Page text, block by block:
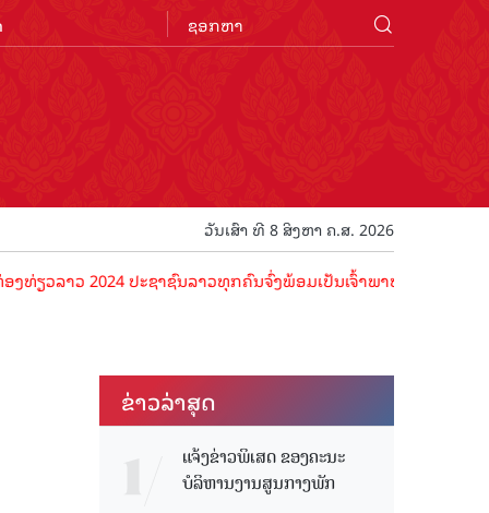
ວັນເສົາ ທີ 8 ສິງຫາ ຄ.ສ. 2026
ວ 2024 ປະຊາຊົນລາວທຸກຄົນຈົ່ງພ້ອມເປັນເຈົ້າພາບທີ່ດີ ຕ້ອນຮັບນັກທ່ອງ
ຂ່າວ​ລ່າ​ສຸດ
ແຈ້ງຂ່າວພິເສດ ຂອງຄະນະ
ບໍລິຫານງານສູນກາງພັກ